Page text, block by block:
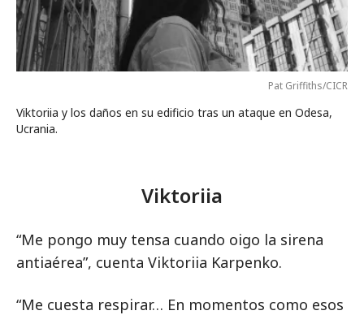
Pat Griffiths/CICR
Viktoriia y los daños en su edificio tras un ataque en Odesa,
Ucrania.
Viktoriia
“Me pongo muy tensa cuando oigo la sirena
antiaérea”, cuenta Viktoriia Karpenko.
“Me cuesta respirar… En momentos como esos